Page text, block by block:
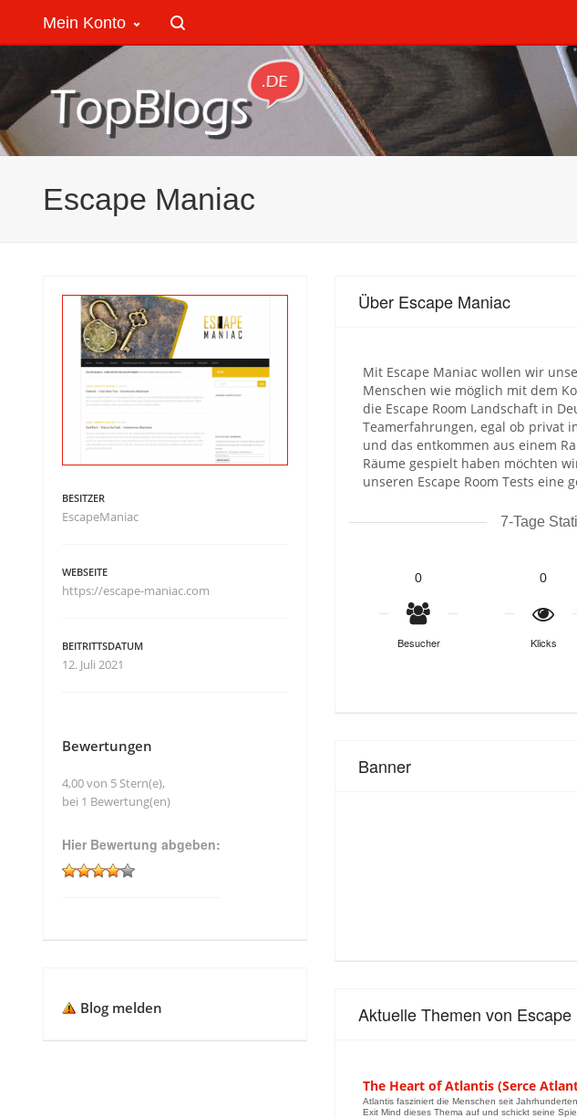
Mein Konto
Escape Maniac
Über Escape Maniac
Mit Escape Maniac wollen wir
Menschen wie möglich mit dem
die Escape Room Landschaft in
Teamerfahrungen, egal ob privat
und das entkommen aus einem
Räume gespielt haben möchten
unseren Escape Room Tests eine
7-Tage
0
Besucher
0
Klicks
Banner
Aktuelle Themen von Escape
The Heart of Atlantis (Serce
Atlantis fasziniert die Menschen seit
Exit Mind dieses Thema auf und schickt seine
BESITZER
EscapeManiac
WEBSEITE
https://escape-maniac.com
BEITRITTSDATUM
12. Juli 2021
Bewertungen
4,00 von 5 Stern(e),
bei 1 Bewertung(en)
Hier Bewertung abgeben:
Blog melden